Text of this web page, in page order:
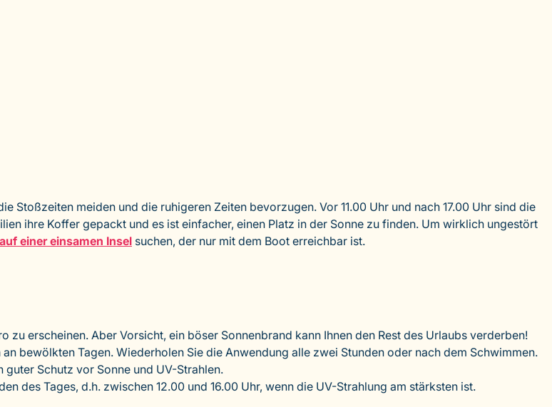
Stoßzeiten meiden und die ruhigeren Zeiten bevorzugen. Vor 11.00 Uhr und nach 17.00 Uhr sind die
ihre Koffer gepackt und es ist einfacher, einen Platz in der Sonne zu finden. Um wirklich ungestört
einer einsamen Insel suchen, der nur mit dem Boot erreichbar ist.
erscheinen. Aber Vorsicht, ein böser Sonnenbrand kann Ihnen den Rest des Urlaubs verderben!
bewölkten Tagen. Wiederholen Sie die Anwendung alle zwei Stunden oder nach dem Schwimmen.
Schutz vor Sonne und UV-Strahlen.
des Tages, d.h. zwischen 12.00 und 16.00 Uhr, wenn die UV-Strahlung am stärksten ist.